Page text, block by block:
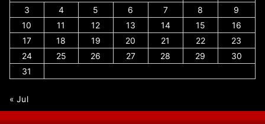
3
4 5 6 7 8
9
10
11 12 13 14 15
16
17
18 19 20 21 22
23
24
25 26 27 28 29
30
31
« Jul